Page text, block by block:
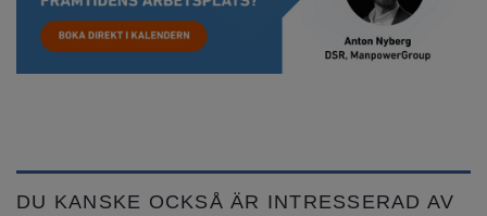
DU KANSKE OCKSÅ ÄR INTRESSERAD AV